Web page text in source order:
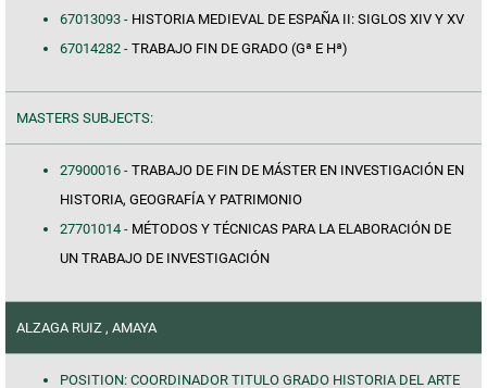
67013093 - HISTORIA MEDIEVAL DE ESPAÑA II: SIGLOS XIV Y XV
67014282 - TRABAJO FIN DE GRADO (Gª E Hª)
MASTERS SUBJECTS:
27900016 - TRABAJO DE FIN DE MÁSTER EN INVESTIGACIÓN EN
HISTORIA, GEOGRAFÍA Y PATRIMONIO
27701014 - MÉTODOS Y TÉCNICAS PARA LA ELABORACIÓN DE
UN TRABAJO DE INVESTIGACIÓN
ALZAGA RUIZ , AMAYA
POSITION: COORDINADOR TITULO GRADO HISTORIA DEL ARTE